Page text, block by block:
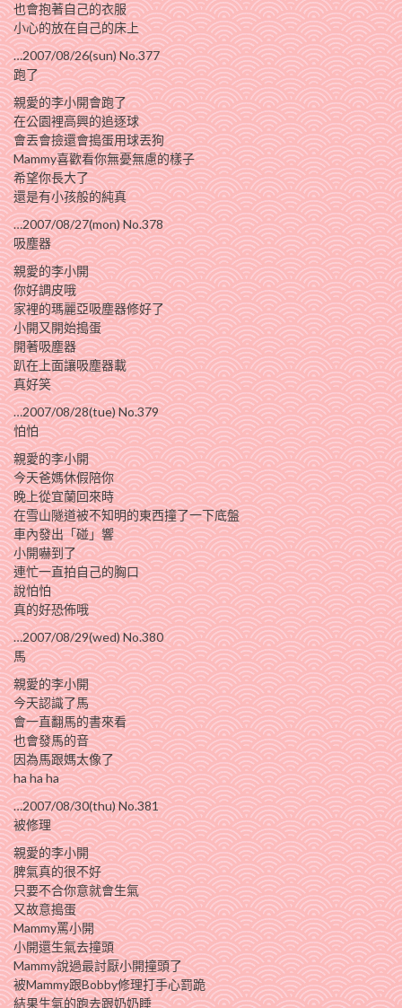
也會抱著自己的衣服
小心的放在自己的床上
…2007/08/26(sun) No.377
跑了
親愛的李小開會跑了
在公園裡高興的追逐球
會丟會撿還會搗蛋用球丟狗
Mammy喜歡看你無憂無慮的樣子
希望你長大了
還是有小孩般的純真
…2007/08/27(mon) No.378
吸塵器
親愛的李小開
你好調皮哦
家裡的瑪麗亞吸塵器修好了
小開又開始搗蛋
開著吸塵器
趴在上面讓吸塵器載
真好笑
…2007/08/28(tue) No.379
怕怕
親愛的李小開
今天爸媽休假陪你
晚上從宜蘭回來時
在雪山隧道被不知明的東西撞了一下底盤
車內發出「碰」響
小開嚇到了
連忙一直拍自己的胸口
說怕怕
真的好恐佈哦
…2007/08/29(wed) No.380
馬
親愛的李小開
今天認識了馬
會一直翻馬的書來看
也會發馬的音
因為馬跟媽太像了
ha ha ha
…2007/08/30(thu) No.381
被修理
親愛的李小開
脾氣真的很不好
只要不合你意就會生氣
又故意搗蛋
Mammy罵小開
小開還生氣去撞頭
Mammy說過最討厭小開撞頭了
被Mammy跟Bobby修理打手心罰跪
結果生氣的跑去跟奶奶睡